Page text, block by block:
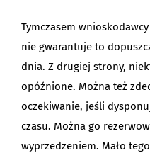
Tymczasem
nie gwarantuje to
dnia. Z drugiej strony,
opóźnione. Można też
oczekiwanie, jeśli
czasu. Można go
wyprzedzeniem. Mało